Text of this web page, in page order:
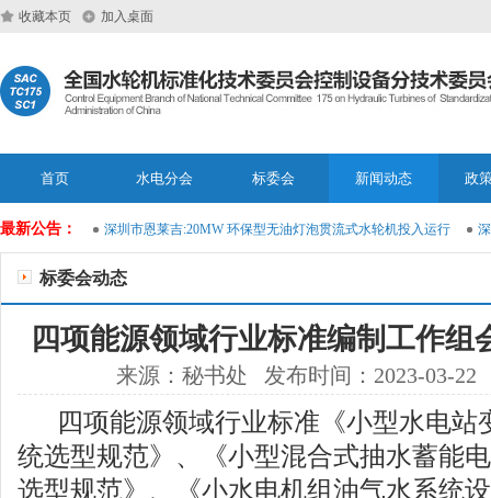
收藏本页 加入桌面
首页 水电分会 标委会 新闻动态 政
最新公告：
维大模型 深圳市恩莱吉:20MW 环保型无油灯泡贯流式水轮机投入运行 深
标委会动态
四项能源领域行业标准编制工作组
来源：秘书处 发布时间：2023-03-22
四项能源领域行业标准《小型水电站
统选型规范》、《小型混合式抽水蓄能
选型规范》、《小水电机组油气水系统